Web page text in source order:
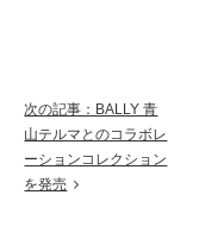
次の記事：BALLY 青
山テルマとのコラボレ
ーションコレクション
を発売